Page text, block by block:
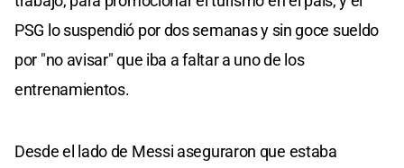
PSG lo suspendió por dos semanas y sin goce sueldo
por "no avisar" que iba a faltar a uno de los
entrenamientos.
Desde el lado de Messi aseguraron que estaba